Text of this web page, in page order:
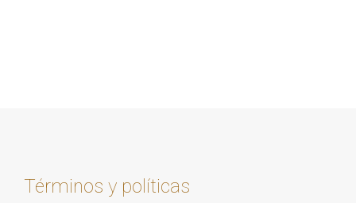
Términos y políticas